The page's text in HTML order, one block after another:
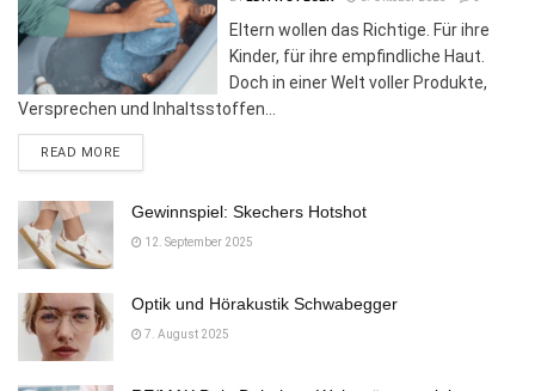
Eltern wollen das Richtige. Für ihre
Kinder, für ihre empfindliche Haut.
Doch in einer Welt voller Produkte,
Versprechen und Inhaltsstoffen...
READ MOREDETAILS
Gewinnspiel: Skechers Hotshot
12. September 2025
Optik und Hörakustik Schwabegger
7. August 2025